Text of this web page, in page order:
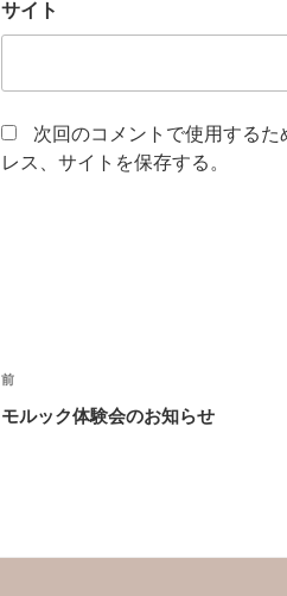
サイト
次回のコメントで使用する
レス、サイトを保存する。
投
稿
前
の
前
モルック体験会のお知らせ